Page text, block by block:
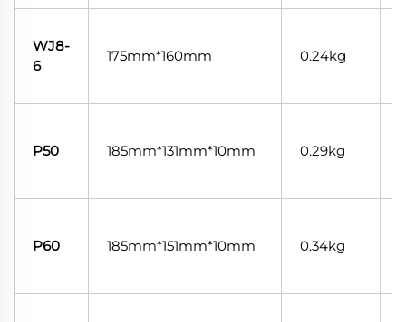
WJ8-
6
175mm*160mm 0.24kg
P50 185mm*131mm*10mm 0.29kg
P60 185mm*151mm*10mm 0.34kg